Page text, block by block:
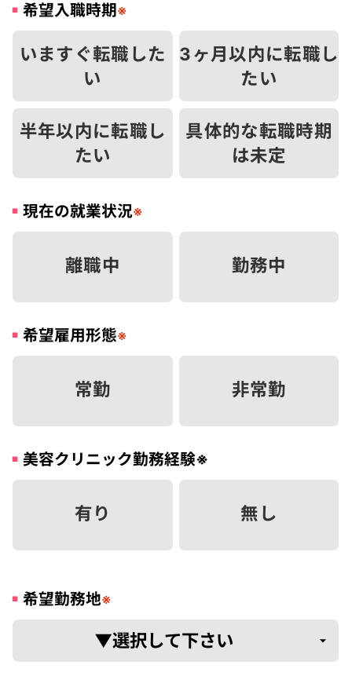
希望入職時期※
いますぐ転職した
い
3ヶ月以内に転職し
たい
半年以内に転職し
たい
具体的な転職時期
は未定
現在の就業状況※
離職中 勤務中
希望雇用形態※
常勤 非常勤
美容クリニック勤務経験※
有り 無し
希望勤務地※